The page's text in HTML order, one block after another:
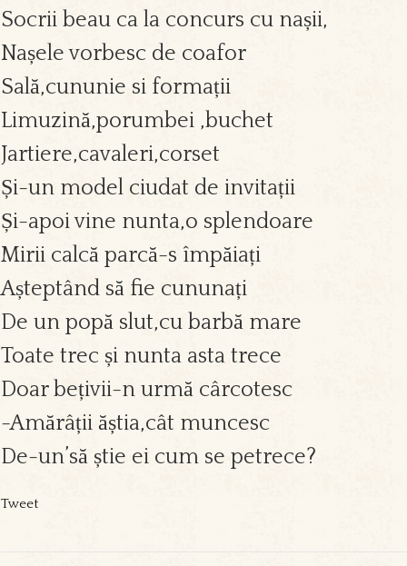
Socrii beau ca la concurs cu nașii,
Nașele vorbesc de coafor
Sală,cununie si formații
Limuzină,porumbei ,buchet
Jartiere,cavaleri,corset
Și-un model ciudat de invitații
Și-apoi vine nunta,o splendoare
Mirii calcă parcă-s împăiați
Așteptând să fie cununați
De un popă slut,cu barbă mare
Toate trec și nunta asta trece
Doar bețivii-n urmă cârcotesc
-Amărâții ăștia,cât muncesc
De-un’să știe ei cum se petrece?
Tweet